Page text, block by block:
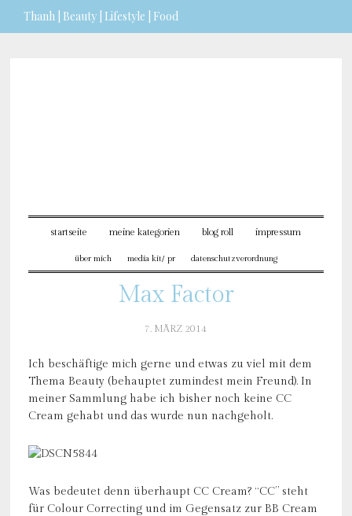
Thanh | Beauty | Lifestyle | Food
startseite meine kategorien blog roll impressum
über mich media kit/ pr datenschutzverordnung
Max Factor
7. MÄRZ 2014
Ich beschäftige mich gerne und etwas zu viel mit dem
Thema Beauty (behauptet zumindest mein Freund). In
meiner Sammlung habe ich bisher noch keine CC
Cream gehabt und das wurde nun nachgeholt.
Was bedeutet denn überhaupt CC Cream? “CC” steht
für Colour Correcting und im Gegensatz zur BB Cream